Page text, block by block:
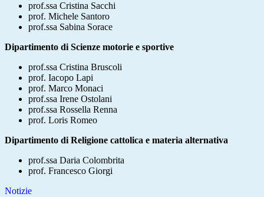
prof.ssa Cristina Sacchi
prof. Michele Santoro
prof.ssa Sabina Sorace
Dipartimento di Scienze motorie e sportive
prof.ssa Cristina Bruscoli
prof. Iacopo Lapi
prof. Marco Monaci
prof.ssa Irene Ostolani
prof.ssa Rossella Renna
prof. Loris Romeo
Dipartimento di Religione cattolica e materia alternativa
prof.ssa Daria Colombrita
prof. Francesco Giorgi
Notizie